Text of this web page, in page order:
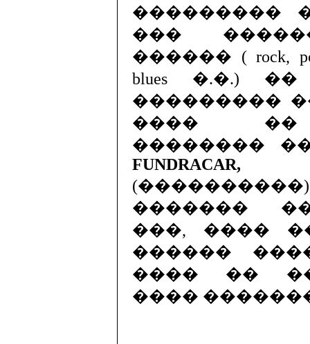
���������
���
������ ( rock, pop,
blues �.�.)
���������
���� ��
��������
�������
���, ����
������
���� ��
����